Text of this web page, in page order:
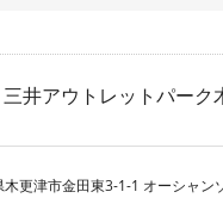
井アウトレットパー
更津市金田東3-1-1 オーシャン